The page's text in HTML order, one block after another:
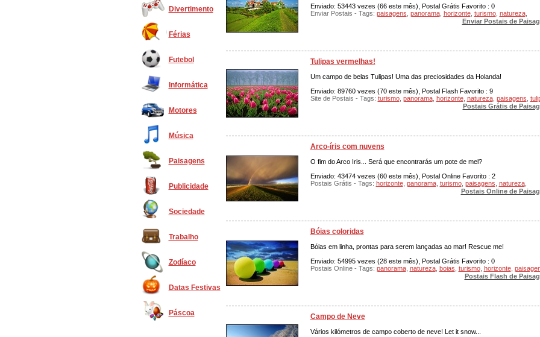
Divertimento
Férias
Futebol
Informática
Motores
Música
Paisagens
Publicidade
Sociedade
Trabalho
Zodíaco
Datas Festivas
Páscoa
Enviado: 53443 vezes (66 este mês), Postal Grátis Favorito : 0
Enviar Postais - Tags: paisagens panorama, horizonte, turismo, natureza,
Enviar Postais de
Tulipas vermelhas!
Um campo de belas Tulipas! Uma das preciosidades da Holanda!
Enviado: 89760 vezes (70 este mês), Postal Flash Favorito : 9
Site de Postais - Tags: turismo, panorama, horizonte, natureza, paisagens
Postais Grátis de
Arco-íris com nuvens
O fim do Arco Iris... Será que encontrarás um pote de mel?
Enviado: 43474 vezes (60 este mês), Postal Online Favorito : 2
Postais Grátis - Tags: horizonte, panorama, turismo, paisagens natureza,
Postais Online de
Bóias coloridas
Bóias em linha, prontas para serem lançadas ao mar! Rescue me!
Enviado: 54995 vezes (28 este mês), Postal Grátis Favorito : 0
Postais Online - Tags: panorama, natureza, boias turismo, horizonte,
Postais Flash de
Campo de Neve
Vários kilómetros de campo coberto de neve! Let it snow...